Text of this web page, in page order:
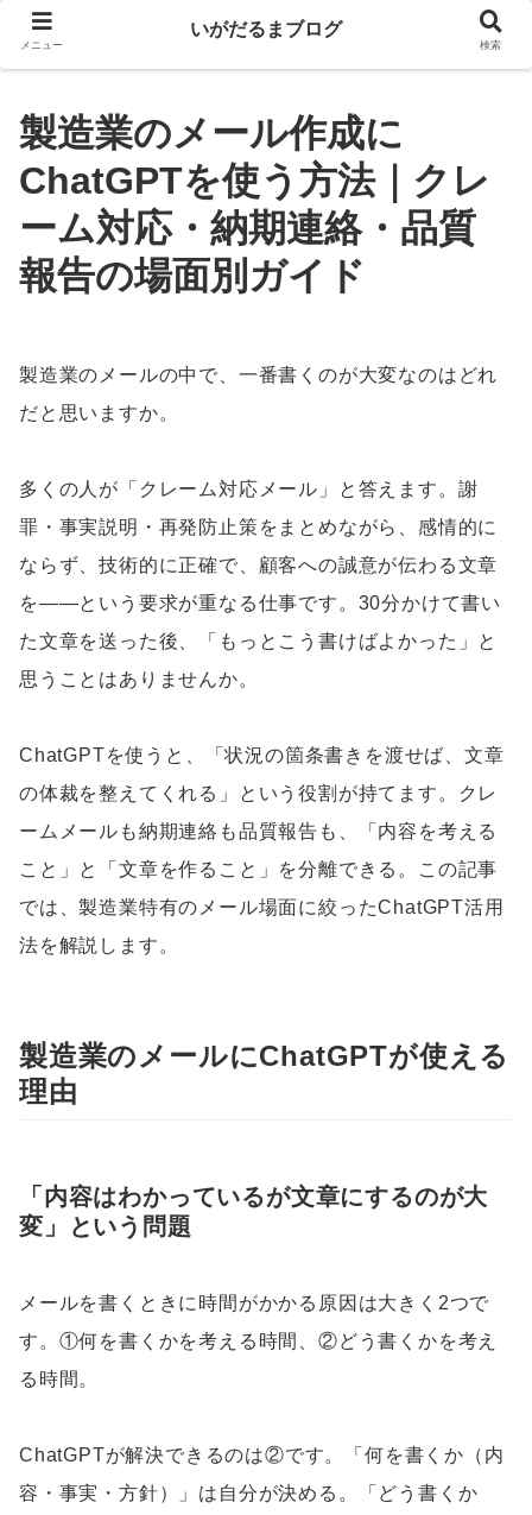
製造業のメール作成に
ChatGPTを使う方法｜クレ
ーム対応・納期連絡・品質
報告の場面別ガイド
製造業のメールの中で、一番書くのが大変なのはどれ
だと思いますか。
多くの人が「クレーム対応メール」と答えます。謝
罪・事実説明・再発防止策をまとめながら、感情的に
ならず、技術的に正確で、顧客への誠意が伝わる文章
を——という要求が重なる仕事です。30分かけて書い
た文章を送った後、「もっとこう書けばよかった」と
思うことはありませんか。
ChatGPTを使うと、「状況の箇条書きを渡せば、文章
の体裁を整えてくれる」という役割が持てます。クレ
ームメールも納期連絡も品質報告も、「内容を考える
こと」と「文章を作ること」を分離できる。この記事
では、製造業特有のメール場面に絞ったChatGPT活用
法を解説します。
製造業のメールにChatGPTが使える
理由
「内容はわかっているが文章にするのが大
変」という問題
メールを書くときに時間がかかる原因は大きく2つで
す。①何を書くかを考える時間、②どう書くかを考え
る時間。
ChatGPTが解決できるのは②です。「何を書くか（内
容・事実・方針）」は自分が決める。「どう書くか
メニュー
いがだるまブログ
検索